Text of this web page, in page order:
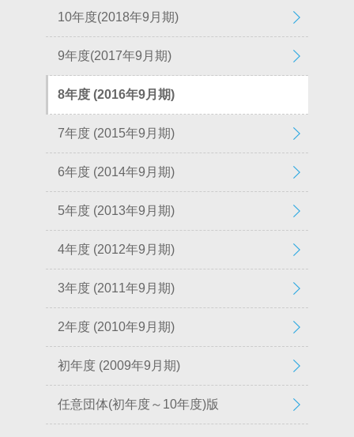
10年度(2018年9月期)
9年度(2017年9月期)
8年度 (2016年9月期)
7年度 (2015年9月期)
6年度 (2014年9月期)
5年度 (2013年9月期)
4年度 (2012年9月期)
3年度 (2011年9月期)
2年度 (2010年9月期)
初年度 (2009年9月期)
任意団体(初年度～10年度)版